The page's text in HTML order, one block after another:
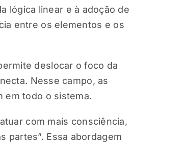
lógica linear e à adoção de
entre os elementos e os
deslocar o foco da
Nesse campo, as
em todo o sistema.
com mais consciência,
partes”. Essa abordagem